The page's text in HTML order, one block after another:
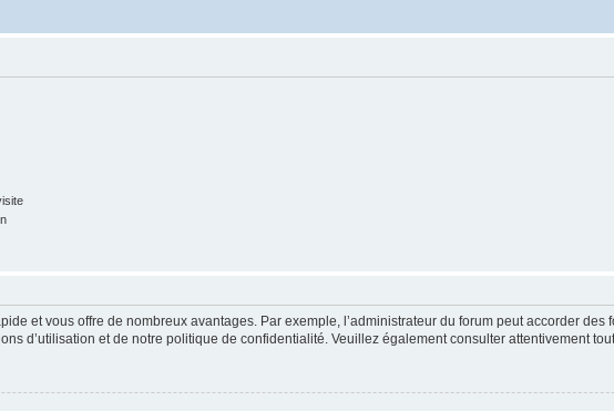
et vous offre de nombreux avantages. Par exemple, l’administrateur du forum peut accorder
d’utilisation et de notre politique de confidentialité. Veuillez également consulter attentivement